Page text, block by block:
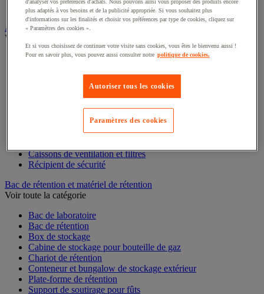
Interphone et vidéophone
Vidéosurveillance
Armoire de sécurité et stockage de produits dangereux
Voir toute la catégorie
Armoire bouteilles de gaz
Armoire de sûreté
Armoire multirisque
Armoire pour batteries lithium-ion
Armoire pour produits corrosifs
Armoire pour produits inflammables
Armoire pour produits toxiques
Caissons de ventilation et filtres
Bac de rétention et matériel de rétention
Bac de laboratoire
Bac de rétention
Box de stockage
Cabine de stockage pour bouteille de gaz
Chariot de rétention
Conteneur et bungalow de stockage extérieur
Plate-forme de rétention
d'analyser vos préférences d'achats. Nous pouvons ainsi vous proposer des produits encore
plus adaptés à vos besoins et de la publicité appropriée. Si vous souhaitez plus
d'informations sur les finalités et choisir vos préférences par type de cookies, cliquez sur
« Paramètres des cookies ».
Et si vous choisissez de continuer votre visite sans cookies, vous êtes le bienvenu aussi !
Pour en savoir plus, vous pouvez aussi consulter notre politique de cookies.
Autoriser tous les cookies
Paramètres des cookies